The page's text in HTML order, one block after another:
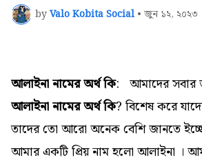
byValo Kobita Social • জুন ১২, ২০২৩
আলাইনা নামের অর্থ কি: আমাদের সবার
আলাইনা নামের অর্থ কি? বিশেষ করে
তাদের তো আরো অনেক বেশি জানতে
আমার একটি প্রিয় নাম হলো আলাইনা ।